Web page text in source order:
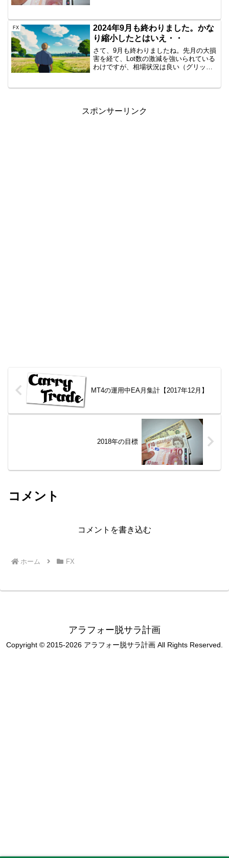
ルを使うと、条件を入力して、エイヤっ
とボタンを押すとEA...
FX
2024年9月も終わりました。かな
り縮小したとはいえ・・
さて、9月も終わりましたね。先月の大損
害を経て、Lot数の激減を強いられている
わけですが、相場状況は良い（グリッド
スポンサーリンク
MT4の運用中EA月集計【2017年12月】
2018年の目標
コメント
コメントを書き込む
ホーム FX
アラフォー脱サラ計画
Copyright © 2015-2026 アラフォー脱サラ計画 All Rights Reserved.